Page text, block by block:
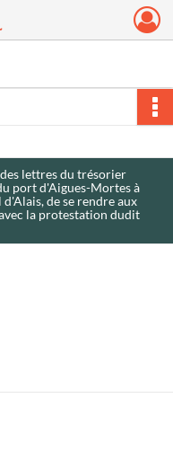
lettres du trésorier
port d'Aigues-Mortes à
de se rendre aux
la protestation dudit